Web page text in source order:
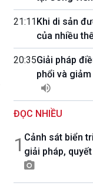
21:11Khi di sản
của nhiều
20:35Giải pháp
phổi và
ĐỌC NHIỀU
1 Cảnh sát biển
giải pháp,